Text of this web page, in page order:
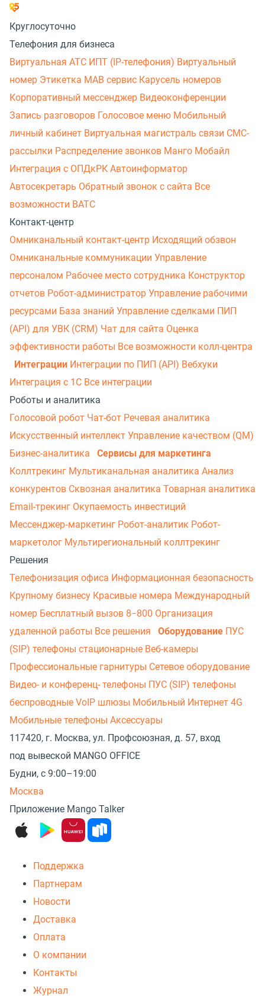
Круглосуточно
Телефония для бизнеса
Виртуальная АТС ИПТ (IP-телефония) Виртуальный
номер Этикетка МАВ сервис Карусель номеров
Корпоративный мессенджер Видеоконференции
Запись разговоров Голосовое меню Мобильный
личный кабинет Виртуальная магистраль связи СМС-
рассылки Распределение звонков Манго Мобайл
Интеграция с ОПДкРК Автоинформатор
Автосекретарь Обратный звонок с сайта Все
возможности ВАТС
Контакт-центр
Омниканальный контакт-центр Исходящий обзвон
Омниканальные коммуникации Управление
персоналом Рабочее место сотрудника Конструктор
отчетов Робот-администратор Управление рабочими
ресурсами База знаний Управление сделками ПИП
(API) для УВК (CRM) Чат для сайта Оценка
эффективности работы Все возможности колл-центра
Интеграции Интеграции по ПИП (API) Вебхуки
Интеграция с 1С Все интеграции
Роботы и аналитика
Голосовой робот Чат-бот Речевая аналитика
Искусственный интеллект Управление качеством (QM)
Бизнес-аналитика
Сервисы для маркетинга
Коллтрекинг Мультиканальная аналитика Анализ
конкурентов Сквозная аналитика Товарная аналитика
Email-трекинг Окупаемость инвестиций
Мессенджер‑маркетинг Робот-аналитик Робот-
маркетолог Мультирегиональный коллтрекинг
Решения
Телефонизация офиса Информационная безопасность
Крупному бизнесу Красивые номера Международный
номер Бесплатный вызов 8−800 Организация
удаленной работы Все решения Оборудование ПУС
(SIP) телефоны стационарные Веб-камеры
Профессиональные гарнитуры Сетевое оборудование
Видео- и конференц- телефоны ПУС (SIP) телефоны
беспроводные VoIP шлюзы Мобильный Интернет 4G
Мобильные телефоны Аксессуары
117420, г. Москва, ул. Профсоюзная, д. 57, вход
под вывеской MANGO OFFICE
Будни, с 9:00–19:00
Москва
Приложение Mango Talker
Поддержка
Партнерам
Новости
Доставка
Оплата
О компании
Контакты
Журнал